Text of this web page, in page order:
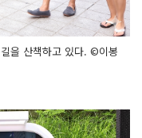
을 산책하고 있다. ©이봉